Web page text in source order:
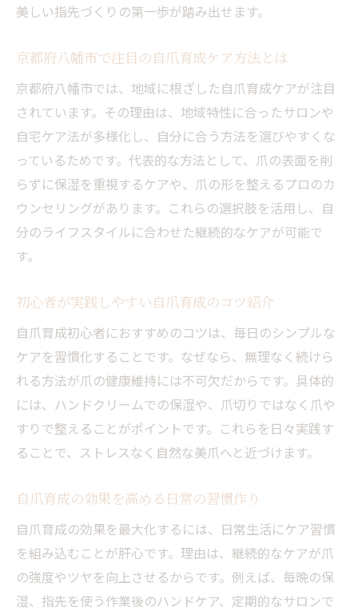
信頼できる自爪育成ケアの見極め方を伝授
法
ネイルケアを通じた指先美の育て方
自爪育成とネイルケアの関係性を深掘り解
説
美しい指先へ導く自爪育成の実践ポイント
ネイルケアで叶える自爪育成のメリット紹
介
自爪育成で自信が持てる手元を手に入れる
方法
自爪育成とネイルケアの最適なバランスと
は
深爪や噛み癖の改善に役立つ日常ケア
自爪育成で深爪に悩まない指先を目指そう
噛み癖改善に役立つ自爪育成のコツ解説
自爪育成で習慣化したいセルフケア方法
深爪や噛み癖改善に自爪育成が効く理由
健康な爪を目指すなら知りたい自爪育成術
美しい指先づくりの第一歩が踏み出せます。
京都府八幡市で注目の自爪育成ケア方法とは
京都府八幡市では、地域に根ざした自爪育成ケアが注目
されています。その理由は、地域特性に合ったサロンや
自宅ケア法が多様化し、自分に合う方法を選びやすくな
っているためです。代表的な方法として、爪の表面を削
らずに保湿を重視するケアや、爪の形を整えるプロのカ
ウンセリングがあります。これらの選択肢を活用し、自
分のライフスタイルに合わせた継続的なケアが可能で
す。
初心者が実践しやすい自爪育成のコツ紹介
自爪育成初心者におすすめのコツは、毎日のシンプルな
ケアを習慣化することです。なぜなら、無理なく続けら
れる方法が爪の健康維持には不可欠だからです。具体的
には、ハンドクリームでの保湿や、爪切りではなく爪や
すりで整えることがポイントです。これらを日々実践す
ることで、ストレスなく自然な美爪へと近づけます。
自爪育成の効果を高める日常の習慣作り
自爪育成の効果を最大化するには、日常生活にケア習慣
を組み込むことが肝心です。理由は、継続的なケアが爪
の強度やツヤを向上させるからです。例えば、毎晩の保
湿、指先を使う作業後のハンドケア、定期的なサロンで